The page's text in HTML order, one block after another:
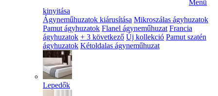
Menü
kinyitása
Ágyneműhuzatok kiárusítása Mikroszálas ágyhuzatok
Pamut ágyhuzatok Flanel ágyneműhuzat Francia
ágyhuzatok + 3 következő Új kollekció Pamut szatén
ágyhuzatok Kétoldalas ágyneműhuzat
Lepedők